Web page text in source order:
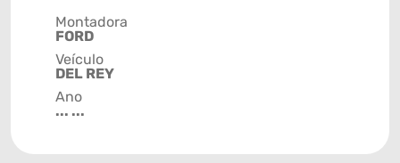
Montadora
FORD
Veículo
DEL REY
Ano
... ...